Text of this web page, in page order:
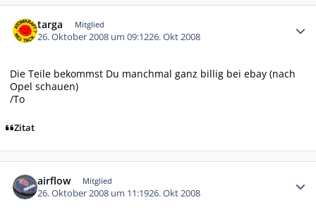
targa Mitglied
26. Oktober 2008 um 09:1226. Okt 2008
Die Teile bekommst Du manchmal ganz billig bei ebay (nach
Opel schauen)
/To
Zitat
airflow Mitglied
26. Oktober 2008 um 11:1926. Okt 2008